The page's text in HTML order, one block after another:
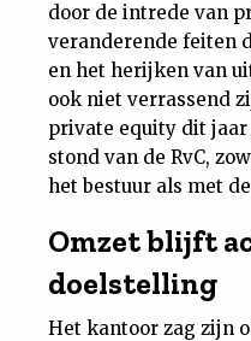
door de intrede van
veranderende feiten
en het herijken van
ook niet verrassend
private equity dit
stond van de RvC,
het bestuur als met
Omzet blijft
doelstelling
Het kantoor zag zijn